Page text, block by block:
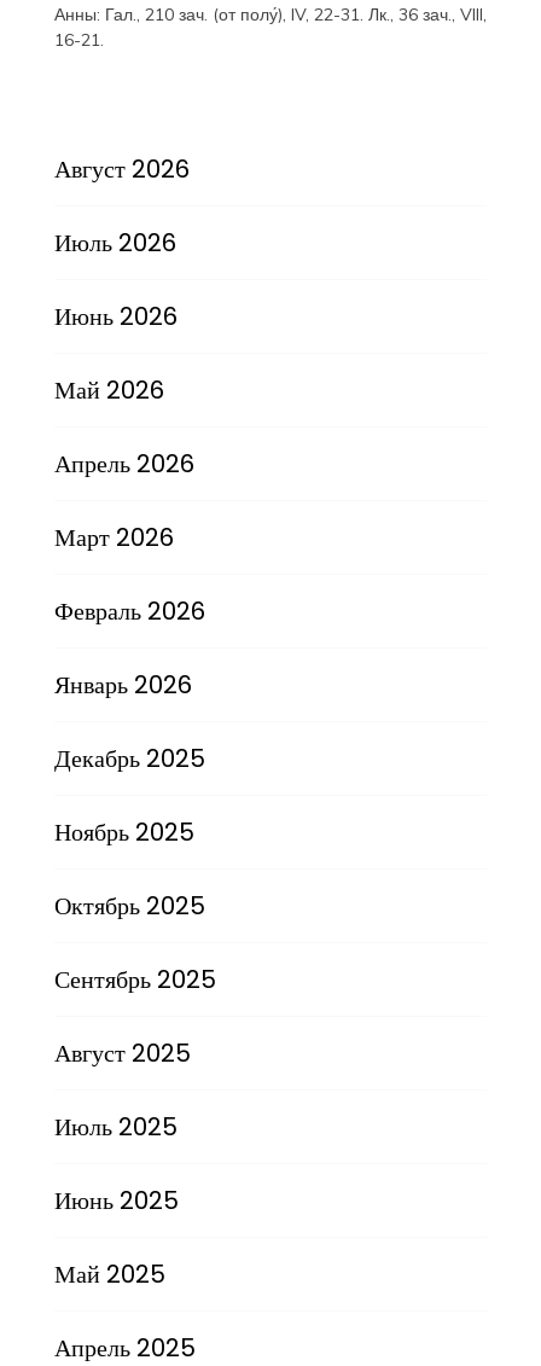
Анны: Гал., 210 зач. (от полу́), IV, 22-31. Лк., 36 зач., VIII,
16-21.
Август 2026
Июль 2026
Июнь 2026
Май 2026
Апрель 2026
Март 2026
Февраль 2026
Январь 2026
Декабрь 2025
Ноябрь 2025
Октябрь 2025
Сентябрь 2025
Август 2025
Июль 2025
Июнь 2025
Май 2025
Апрель 2025